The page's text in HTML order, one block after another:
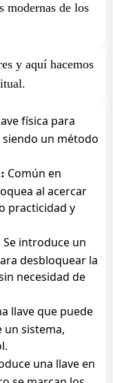
modernas de los
y aquí hacemos
física para
un método
Común en
al acercar
practicidad y
Se introduce un
desbloquear la
necesidad de
llave que puede
sistema,
una llave en